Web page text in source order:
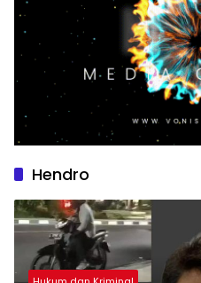
Hendro